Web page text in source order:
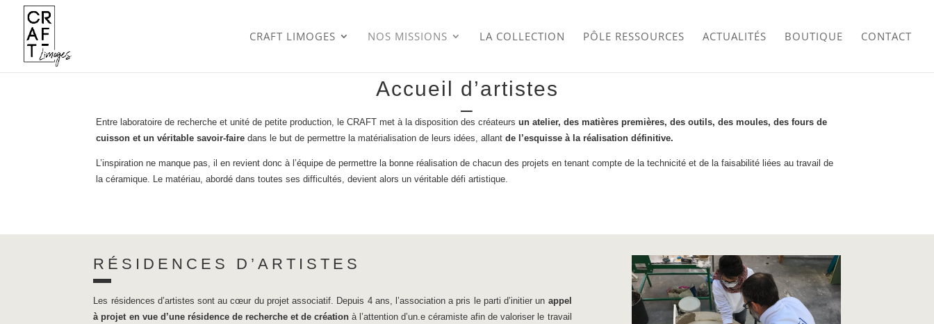
CRAFT LIMOGES NOS MISSIONS LA COLLECTION PÔLE RESSOURCES ACTUALITÉS BOUTIQUE CONTACT
Accueil d’artistes
–
Entre laboratoire de recherche et unité de petite production, le CRAFT met à la disposition des créateursun atelier, des matières premières, des outils, des moules, des fours de
cuisson et un véritable savoir-faire dans le but de permettre la matérialisation de leurs idées, allantde l’esquisse à la réalisation définitive.
L’inspiration ne manque pas, il en revient donc à l’équipe de permettre la bonne réalisation de chacun des projets en tenant compte de la technicité et de la faisabilité liées au travail de
la céramique. Le matériau, abordé dans toutes ses difficultés, devient alors un véritable défi artistique.
RÉSIDENCES D’ARTISTES
Les résidences d’artistes sont au cœur du projet associatif. Depuis 4 ans, l’association a pris le parti d’initier un appel
à projet en vue d’une résidence de recherche et de création à l’attention d’un.e céramiste afin de valoriser le travail